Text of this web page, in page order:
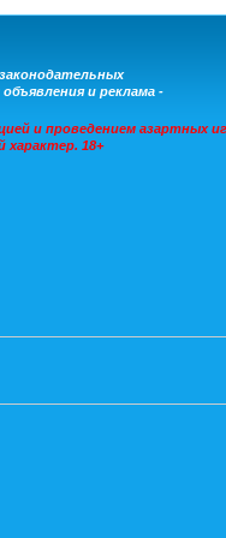
и реклама -
и проведением азартных
18+